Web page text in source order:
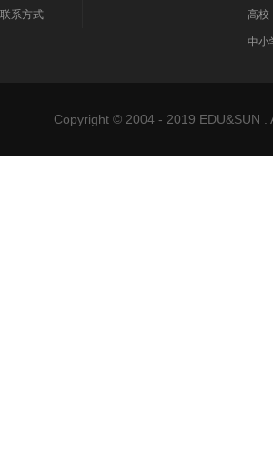
联系方式 高校
中小
Copyright © 2004 - 2019 EDU&SUN